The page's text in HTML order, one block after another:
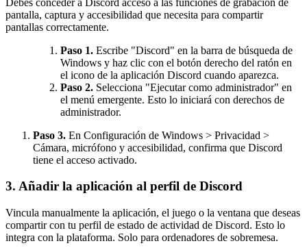
pantalla, captura y accesibilidad que necesita para compartir
pantallas correctamente.
Paso 1. Escribe "Discord" en la barra de búsqueda de
Windows y haz clic con el botón derecho del ratón en
el icono de la aplicación Discord cuando aparezca.
Paso 2. Selecciona "Ejecutar como administrador" en
el menú emergente. Esto lo iniciará con derechos de
administrador.
Paso 3. En Configuración de Windows > Privacidad >
Cámara, micrófono y accesibilidad, confirma que Discord
tiene el acceso activado.
3. Añadir la aplicación al perfil de Discord
Vincula manualmente la aplicación, el juego o la ventana que deseas
compartir con tu perfil de estado de actividad de Discord. Esto lo
integra con la plataforma. Solo para ordenadores de sobremesa.